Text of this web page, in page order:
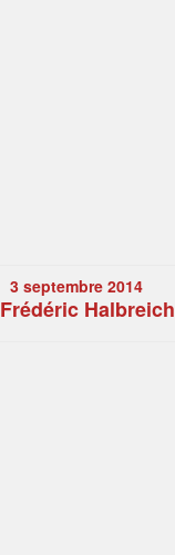
3 septembre 2014
Frédéric Halbreich